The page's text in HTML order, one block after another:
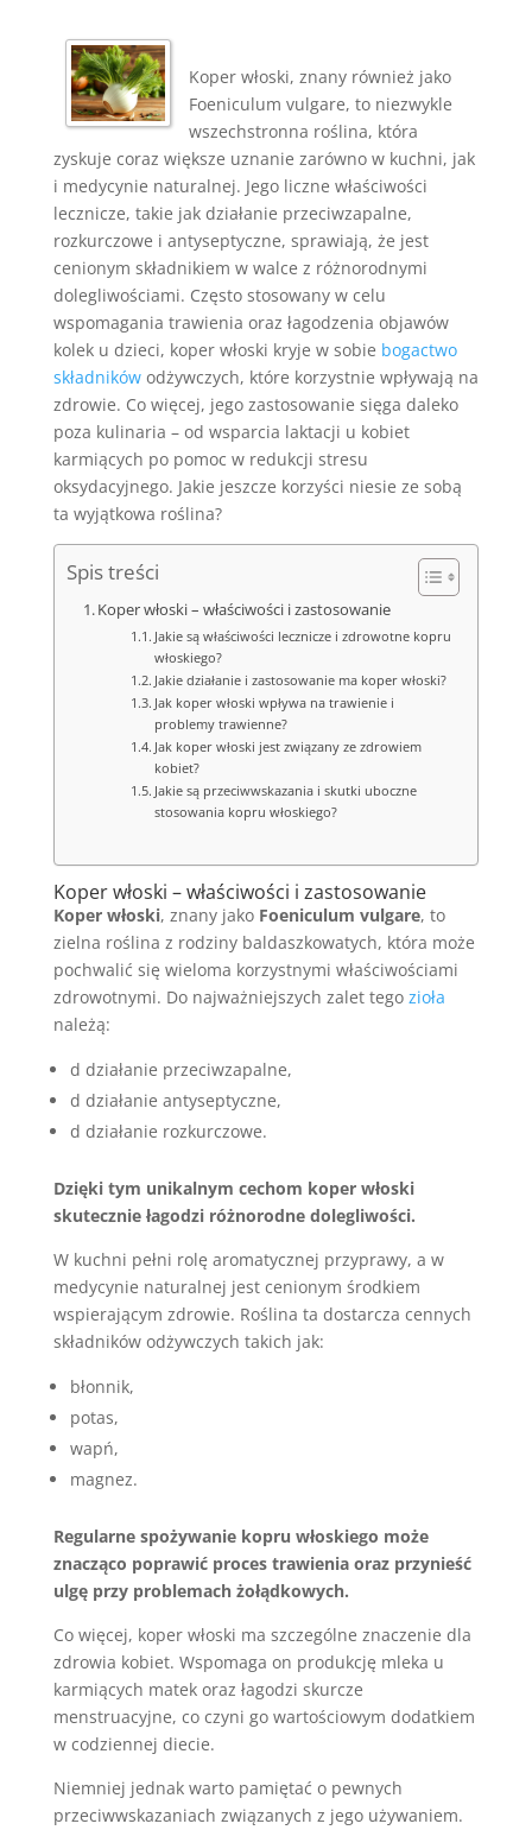
Koper włoski, znany również jako
Foeniculum vulgare, to niezwykle
wszechstronna roślina, która
zyskuje coraz większe uznanie zarówno w kuchni, jak
i medycynie naturalnej. Jego liczne właściwości
lecznicze, takie jak działanie przeciwzapalne,
rozkurczowe i antyseptyczne, sprawiają, że jest
cenionym składnikiem w walce z różnorodnymi
dolegliwościami. Często stosowany w celu
wspomagania trawienia oraz łagodzenia objawów
kolek u dzieci, koper włoski kryje w sobie bogactwo
składnikówodżywczych, które korzystnie wpływają na
zdrowie. Co więcej, jego zastosowanie sięga daleko
poza kulinaria – od wsparcia laktacji u kobiet
karmiących po pomoc w redukcji stresu
oksydacyjnego. Jakie jeszcze korzyści niesie ze sobą
ta wyjątkowa roślina?
Spis treści
Koper włoski – właściwości i zastosowanie
Jakie są właściwości lecznicze i zdrowotne kopru
włoskiego?
Jakie działanie i zastosowanie ma koper włoski?
Jak koper włoski wpływa na trawienie i
problemy trawienne?
Jak koper włoski jest związany ze zdrowiem
kobiet?
Jakie są przeciwwskazania i skutki uboczne
stosowania kopru włoskiego?
Koper włoski – właściwości i zastosowanie
Koper włoski, znany jako Foeniculum vulgare, to
zielna roślina z rodziny baldaszkowatych, która może
pochwalić się wieloma korzystnymi właściwościami
zdrowotnymi. Do najważniejszych zalet tego zioła
należą:
d działanie przeciwzapalne,
d działanie antyseptyczne,
d działanie rozkurczowe.
Dzięki tym unikalnym cechom koper włoski
skutecznie łagodzi różnorodne dolegliwości.
W kuchni pełni rolę aromatycznej przyprawy, a w
medycynie naturalnej jest cenionym środkiem
wspierającym zdrowie. Roślina ta dostarcza cennych
składników odżywczych takich jak:
błonnik,
potas,
wapń,
magnez.
Regularne spożywanie kopru włoskiego może
znacząco poprawić proces trawienia oraz przynieść
ulgę przy problemach żołądkowych.
Co więcej, koper włoski ma szczególne znaczenie dla
zdrowia kobiet. Wspomaga on produkcję mleka u
karmiących matek oraz łagodzi skurcze
menstruacyjne, co czyni go wartościowym dodatkiem
w codziennej diecie.
Niemniej jednak warto pamiętać o pewnych
przeciwwskazaniach związanych z jego używaniem.